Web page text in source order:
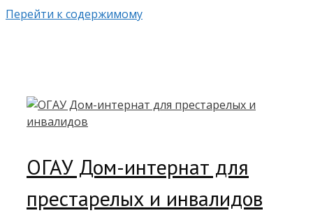
Перейти к содержимому
ОГАУ Дом-интернат для
престарелых и инвалидов